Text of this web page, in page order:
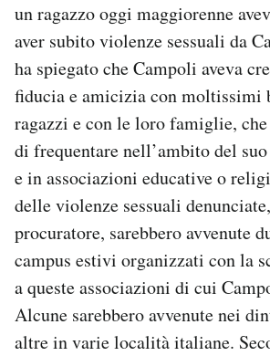
un ragazzo oggi maggiorenne
aver subito violenze sessuali da
ha spiegato che Campoli aveva
fiducia e amicizia con moltissimi
ragazzi e con le loro famiglie, che
di frequentare nell’ambito del
e in associazioni educative o
delle violenze sessuali
procuratore, sarebbero avvenute
campus estivi organizzati con la
a queste associazioni di cui
Alcune sarebbero avvenute nei
altre in varie località italiane.